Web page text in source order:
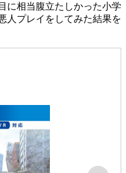
に相当腹立たしかった小学
人プレイをしてみた結果を